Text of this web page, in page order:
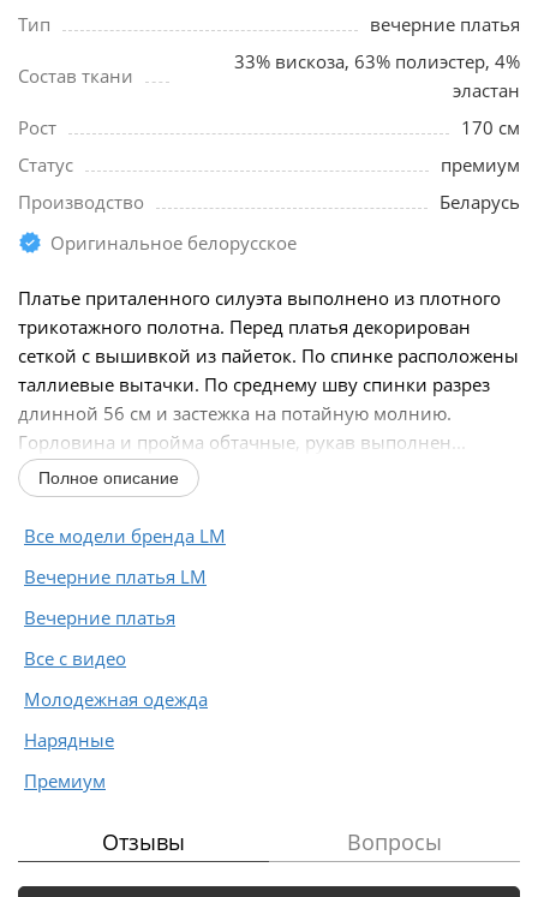
Тип вечерние платья
Состав ткани
33% вискоза, 63% полиэстер, 4%
эластан
Рост
170 см
Статус
премиум
Производство
Беларусь
Оригинальное белорусское
Платье приталенного силуэта выполнено из плотного
трикотажного полотна. Перед платья декорирован
сеткой с вышивкой из пайеток. По спинке расположены
таллиевые вытачки. По среднему шву спинки разрез
длинной 56 см и застежка на потайную молнию.
Горловина и пройма обтачные, рукав выполнен...
Полное описание
Все модели бренда LM
Вечерние платья LM
Вечерние платья
Все с видео
Молодежная одежда
Нарядные
Премиум
Отзывы Вопросы